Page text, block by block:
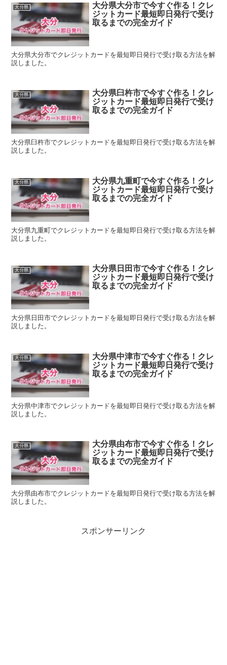
大分県
大分県大分市で今すぐ作る！クレ
ジットカード最短即日発行で受け
取るまでの完全ガイド
大分県大分市でクレジットカードを最短即日発行で受け取る方法を解
説しました。
大分県
大分県臼杵市で今すぐ作る！クレ
ジットカード最短即日発行で受け
取るまでの完全ガイド
大分県臼杵市でクレジットカードを最短即日発行で受け取る方法を解
説しました。
大分県
大分県九重町で今すぐ作る！クレ
ジットカード最短即日発行で受け
取るまでの完全ガイド
大分県九重町でクレジットカードを最短即日発行で受け取る方法を解
説しました。
大分県
大分県日田市で今すぐ作る！クレ
ジットカード最短即日発行で受け
取るまでの完全ガイド
大分県日田市でクレジットカードを最短即日発行で受け取る方法を解
説しました。
大分県
大分県中津市で今すぐ作る！クレ
ジットカード最短即日発行で受け
取るまでの完全ガイド
大分県中津市でクレジットカードを最短即日発行で受け取る方法を解
説しました。
大分県
大分県由布市で今すぐ作る！クレ
ジットカード最短即日発行で受け
取るまでの完全ガイド
大分県由布市でクレジットカードを最短即日発行で受け取る方法を解
説しました。
スポンサーリンク